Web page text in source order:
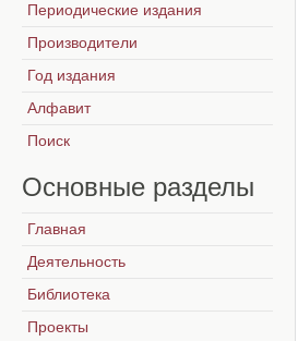
Периодические издания
Производители
Год издания
Алфавит
Поиск
Основные разделы
Главная
Деятельность
Библиотека
Проекты